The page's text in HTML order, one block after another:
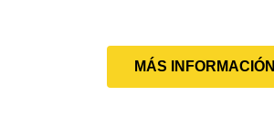
MÁS INFORMACIÓN